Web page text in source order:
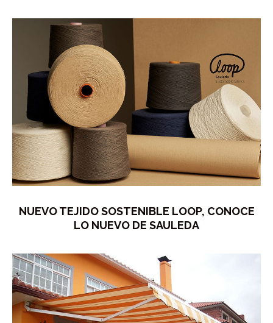
NUEVO TEJIDO SOSTENIBLE LOOP, CONOCE
LO NUEVO DE SAULEDA